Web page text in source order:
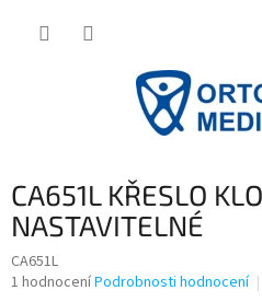
CA651L KŘESLO
NASTAVITELNÉ
CA651L
Průměrné
1 hodnoceníPodrobnosti hodnocení